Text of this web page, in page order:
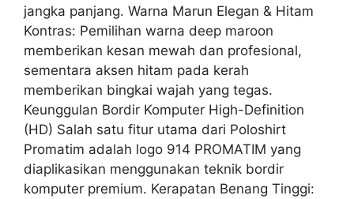
jangka panjang. Warna Marun Elegan & Hitam
Kontras: Pemilihan warna deep maroon
memberikan kesan mewah dan profesional,
sementara aksen hitam pada kerah
memberikan bingkai wajah yang tegas.
Keunggulan Bordir Komputer High-Definition
(HD) Salah satu fitur utama dari Poloshirt
Promatim adalah logo 914 PROMATIM yang
diaplikasikan menggunakan teknik bordir
komputer premium. Kerapatan Benang Tinggi: